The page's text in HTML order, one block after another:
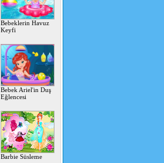
Bebeklerin Havuz
Keyfi
Bebek Ariel'in Duş
Eğlencesi
Barbie Süsleme